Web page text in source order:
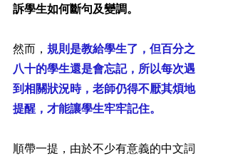
訴學生如何斷句及變調。
然而， 規則是教給學生了，但百分之
八十的學生還是會忘記，所以每次遇
到相關狀況時，老師仍得不厭其煩地
提醒，才能讓學生牢牢記住。
順帶一提，由於不少有意義的中文詞